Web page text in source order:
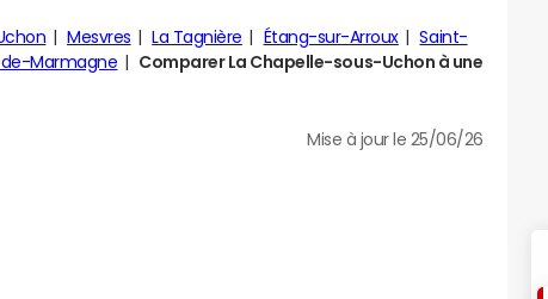
Mesvres La Tagnière Étang-sur-Arroux
Saint-
Marmagne
Comparer La Chapelle-sous-Uchon à une
Mise à jour le 25/06/26